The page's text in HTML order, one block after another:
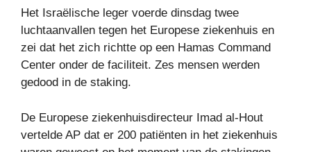
Het Israëlische leger voerde dinsdag twee
luchtaanvallen tegen het Europese ziekenhuis en
zei dat het zich richtte op een Hamas Command
Center onder de faciliteit. Zes mensen werden
gedood in de staking.
De Europese ziekenhuisdirecteur Imad al-Hout
vertelde AP dat er 200 patiënten in het ziekenhuis